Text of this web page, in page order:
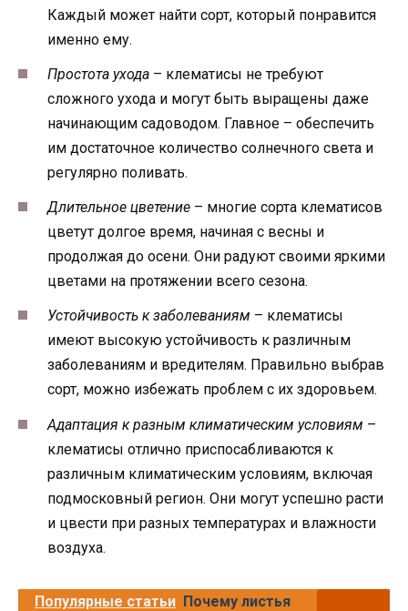
Каждый может найти сорт, который понравится
именно ему.
Простота ухода – клематисы не требуют
сложного ухода и могут быть выращены даже
начинающим садоводом. Главное – обеспечить
им достаточное количество солнечного света и
регулярно поливать.
Длительное цветение – многие сорта клематисов
цветут долгое время, начиная с весны и
продолжая до осени. Они радуют своими яркими
цветами на протяжении всего сезона.
Устойчивость к заболеваниям – клематисы
имеют высокую устойчивость к различным
заболеваниям и вредителям. Правильно выбрав
сорт, можно избежать проблем с их здоровьем.
Адаптация к разным климатическим условиям –
клематисы отлично приспосабливаются к
различным климатическим условиям, включая
подмосковный регион. Они могут успешно расти
и цвести при разных температурах и влажности
воздуха.
Популярные статьи Почему листья